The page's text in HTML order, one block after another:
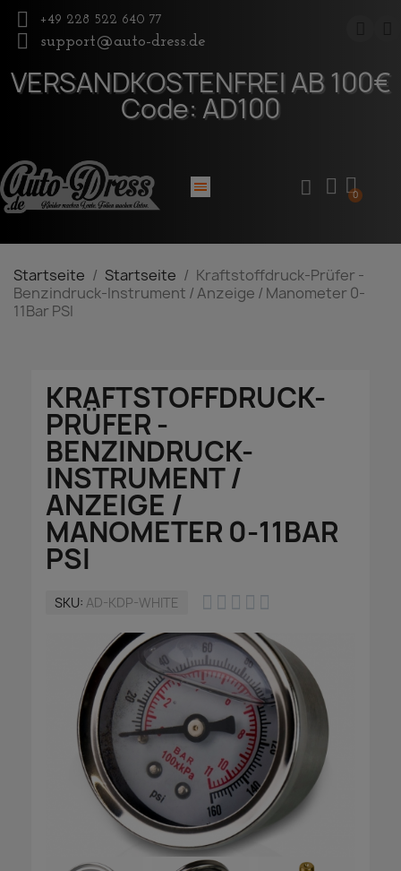
+49 228 522 640 77
support@auto-dress.de
VERSANDKOSTENFREI AB 100€
Code: AD100
Startseite Startseite
Kraftstoffdruck-Prüfer -
Benzindruck-Instrument / Anzeige / Manometer 0-
11Bar PSI
KRAFTSTOFFDRUCK-
PRÜFER -
BENZINDRUCK-
INSTRUMENT /
ANZEIGE /
MANOMETER 0-11BAR
PSI
SKU AD-KDP-WHITE     